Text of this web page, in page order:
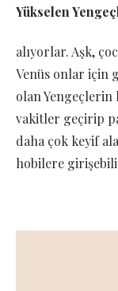
Yükselen
alıyorlar. Aşk,
Venüs onlar için
olan Yengeçlerin
vakitler geçirip
daha çok keyif
hobilere